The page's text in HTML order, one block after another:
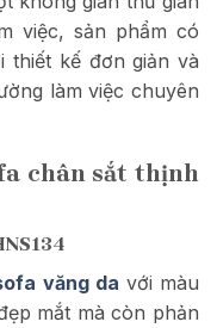
việc, sản phẩm có
thiết kế đơn giản và
làm việc chuyên
chân sắt thịnh
văng da với màu
mắt mà còn phản